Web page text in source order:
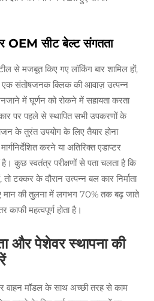
OEM सीट बेल्ट संगतता
से मजबूत किए गए लॉकिंग बार शामिल हों,
एक संतोषजनक क्लिक की आवाज़ उत्पन्न
में घूर्णन को रोकने में सहायता करता
पर पहले से स्थापित सभी उपकरणों के
के तुरंत उपयोग के लिए तैयार होना
करने या अतिरिक्त एडाप्टर
कुछ स्वतंत्र परीक्षणों से पता चलता है कि
टक्कर के दौरान उत्पन्न बल कार निर्माता
मान की तुलना में लगभग 70% तक बढ़ जाते
काफी महत्वपूर्ण होता है।
और पेशेवर स्थापना की
वाहन मॉडल के साथ अच्छी तरह से काम